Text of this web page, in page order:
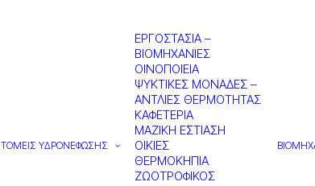
ΤΟΜΕΙΣ ΥΔΡΟΝΕΦΩΣΗΣ
ΕΡΓΟΣΤΑΣΙΑ –
ΒΙΟΜΗΧΑΝΙΕΣ
ΟΙΝΟΠΟΙΕΙΑ
ΨΥΚΤΙΚΕΣ ΜΟΝΑΔΕΣ –
ΑΝΤΛΙΕΣ ΘΕΡΜΟΤΗΤΑΣ
ΚΑΦΕΤΕΡΙΑ
ΜΑΖΙΚΗ ΕΣΤΙΑΣΗ
ΟΙΚΙΕΣ
ΘΕΡΜΟΚΗΠΙΑ
ΖΩΟΤΡΟΦΙΚΟΣ